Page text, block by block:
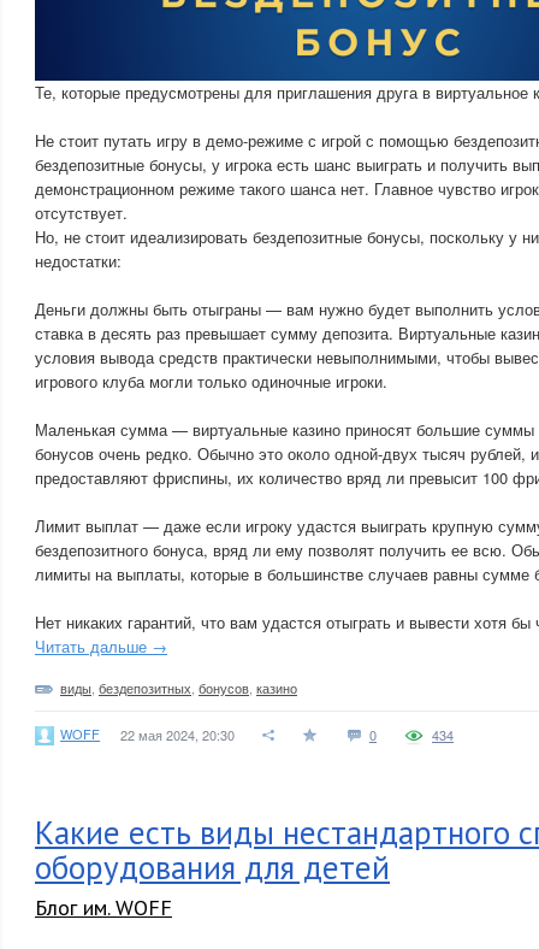
Те, которые предусмотрены для приглашения друга в виртуальное
Не стоит путать игру в демо-режиме с игрой с помощью
бездепозитные бонусы, у игрока есть шанс выиграть и получить
демонстрационном режиме такого шанса нет. Главное чувство
отсутствует.
Но, не стоит идеализировать бездепозитные бонусы, поскольку у
недостатки:
Деньги должны быть отыграны — вам нужно будет выполнить
ставка в десять раз превышает сумму депозита. Виртуальные
условия вывода средств практически невыполнимыми, чтобы
игрового клуба могли только одиночные игроки.
Маленькая сумма — виртуальные казино приносят большие суммы
бонусов очень редко. Обычно это около одной-двух тысяч рублей,
предоставляют фриспины, их количество вряд ли превысит 100
Лимит выплат — даже если игроку удастся выиграть крупную
бездепозитного бонуса, вряд ли ему позволят получить ее всю.
лимиты на выплаты, которые в большинстве случаев равны сумме
Нет никаких гарантий, что вам удастся отыграть и вывести хотя бы
Читать дальше →
виды бездепозитных бонусов казино
WOFF 22 мая 2024, 20:30 0 434
Какие есть виды нестандартного
оборудования для детей
Блог им. WOFF